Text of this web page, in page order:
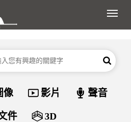
展
搜尋
資料類型
像 影片 聲音
件 3D